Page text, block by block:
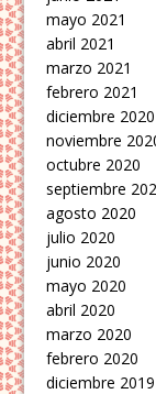
mayo 2021
abril 2021
marzo 2021
febrero 2021
diciembre 2020
noviembre
octubre 2020
septiembre
agosto 2020
julio 2020
junio 2020
mayo 2020
abril 2020
marzo 2020
febrero 2020
diciembre 2019